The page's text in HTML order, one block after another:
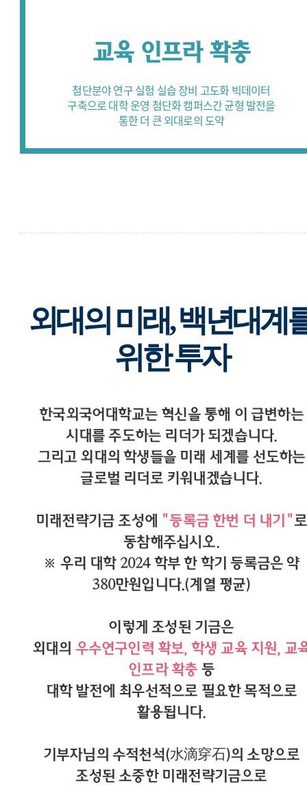
교육 인프라 확충
첨단분야 연구 실험 실습 장비 고도화빅데이터
구축으로 대학 운영 첨단화캠퍼스간 균형 발전을
통한더 큰 외대로의 도약
외대의 미래, 백년대계
위한 투자
한국외국어대학교는 혁신을 통해 이 급변하는
시대를 주도하는 리더가 되겠습니다.
그리고 외대의 학생들을 미래 세계를 선도하는
글로벌 리더로 키워내겠습니다.
미래전략기금 조성에 "등록금 한번 더 내기"로
동참해주십시오.
※ 우리 대학 2024 학부 한 학기 등록금은 약
380만원입니다.(계열 평균)
이렇게 조성된 기금은
외대의 우수연구인력 확보, 학생 교육 지원, 교
인프라 확충 등
대학 발전에 최우선적으로 필요한 목적으로
활용됩니다.
기부자님의 수적천석(水滴穿石)의 소망으로
조성된 소중한 미래전략기금으로